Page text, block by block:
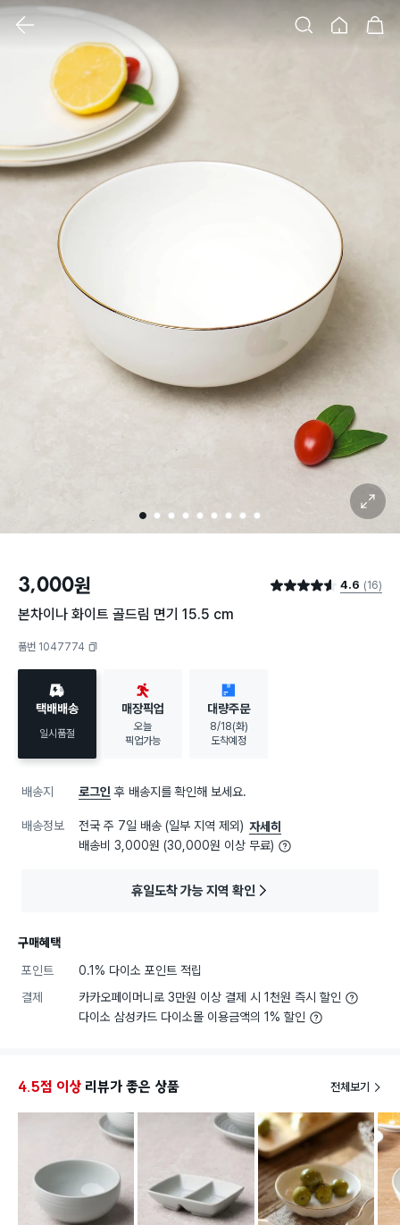
클릭 시 이미지 확대 보기 팝업 열림
1 2 3 4 5 6 7 8 9
확대 보기
3,000원 별점 4.6점 4.6 (16)
본차이나 화이트 골드림 면기 15.5 cm
품번 1047774
택배배송
일시품절
매장픽업
오늘
픽업가능
대량주문
8/18(화)
도착예정
배송지 로그인 후 배송지를 확인해 보세요.
배송정보 전국 주 7일 배송 (일부 지역 제외) 자세히
배송비 3,000원 (30,000원 이상 무료)
휴일도착 가능 지역 확인
구매혜택
포인트
0.1% 다이소 포인트 적립
결제
카카오페이머니로 3만원 이상 결제 시 1천원 즉시 할인
다이소 삼성카드 다이소몰 이용금액의 1% 할인
4.5점 이상 리뷰가 좋은 상품 전체보기